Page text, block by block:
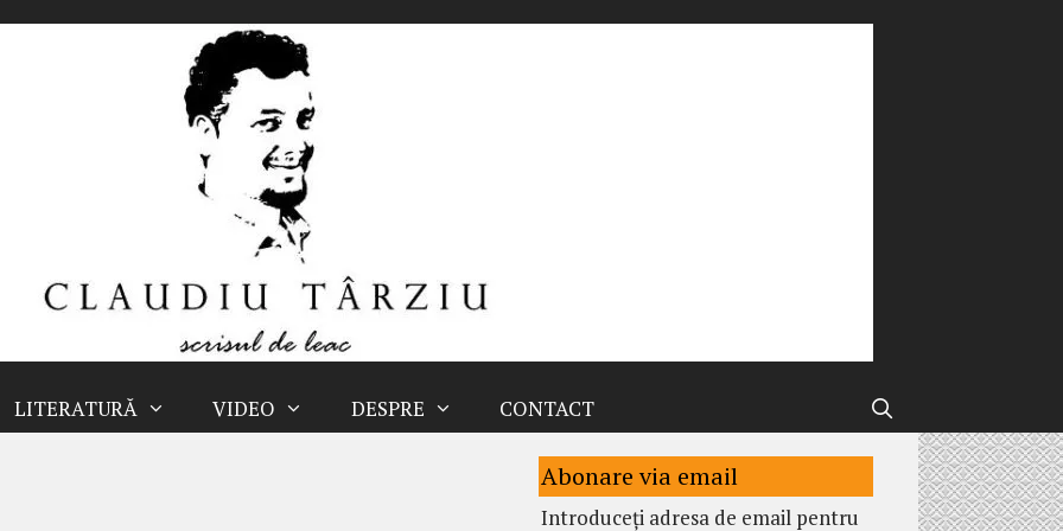
LITERATURĂ VIDEO DESPRE CONTACT
Abonare via email
Introduceți adresa de email pentru